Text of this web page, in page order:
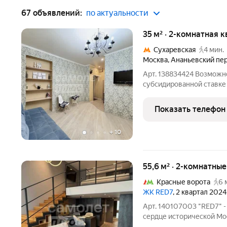
67 объявлений: по актуальности
+ 10
35 м² · 2-комнатная
Сухаревская
4 мин.
Москва,Ананьевский
Арт. 138834424
субсидированной
центра города и
характеризуется
Показать телефон
55,6 м² · 2-
Красные ворота
6
ЖК RED7, 2 квартал 2024
Арт. 140107003 "RED7"
сердце исторической